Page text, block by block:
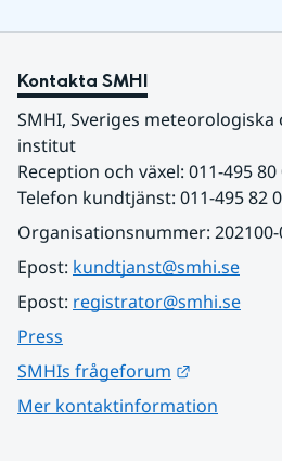
Kontakta SMHI
SMHI, Sveriges
institut
Reception och växel: 011-495 80
Telefon kundtjänst: 011-495 82
Organisationsnummer: 202100-
Epost: kundtjanst@smhi.se
Epost: registrator@smhi.se
Press
SMHIs frågeforum
Mer kontaktinformation